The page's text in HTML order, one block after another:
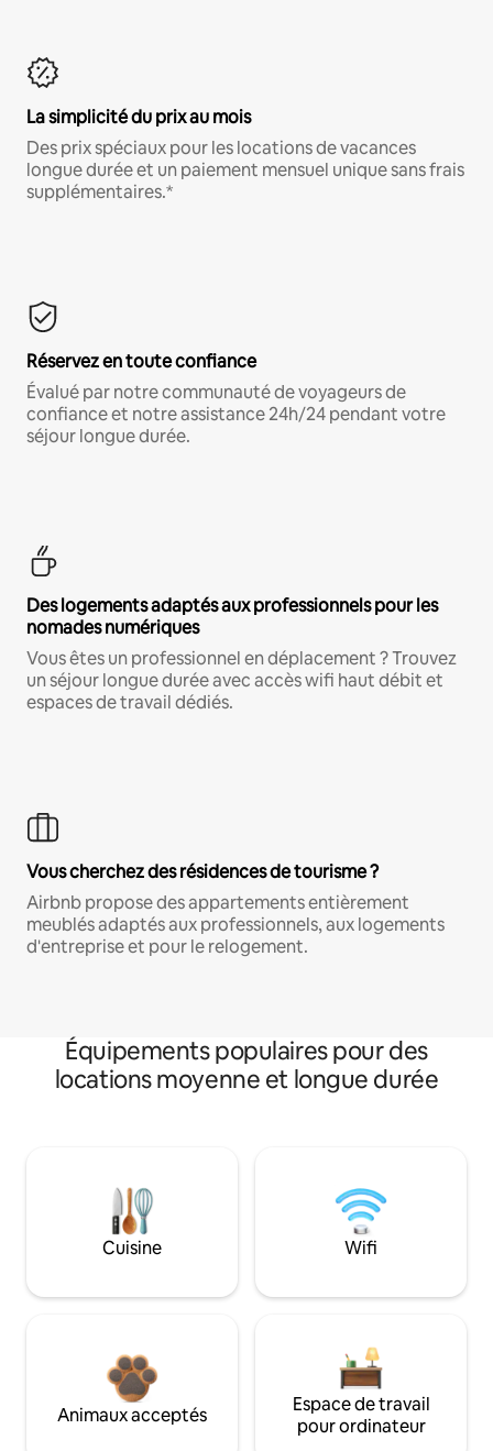
La simplicité du prix au mois
Des prix spéciaux pour les locations de vacances
longue durée et un paiement mensuel unique sans frais
supplémentaires.*
Réservez en toute confiance
Évalué par notre communauté de voyageurs de
confiance et notre assistance 24h/24 pendant votre
séjour longue durée.
Des logements adaptés aux professionnels pour les
nomades numériques
Vous êtes un professionnel en déplacement ? Trouvez
un séjour longue durée avec accès wifi haut débit et
espaces de travail dédiés.
Vous cherchez des résidences de tourisme ?
Airbnb propose des appartements entièrement
meublés adaptés aux professionnels, aux logements
d'entreprise et pour le relogement.
Équipements populaires pour des
locations moyenne et longue durée
Cuisine Wifi
Animaux acceptés
Espace de travail
pour ordinateur